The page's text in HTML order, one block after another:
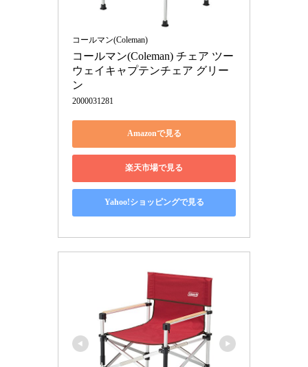
コールマン(Coleman)
コールマン(Coleman) チェア ツー
ウェイキャプテンチェア グリー
ン
2000031281
Amazonで見る
楽天市場で見る
Yahoo!ショッピングで見る